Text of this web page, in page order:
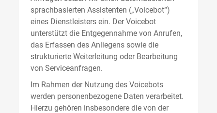
sprachbasierten Assistenten („Voicebot“)
eines Dienstleisters ein. Der Voicebot
unterstützt die Entgegennahme von Anrufen,
das Erfassen des Anliegens sowie die
strukturierte Weiterleitung oder Bearbeitung
von Serviceanfragen.
Im Rahmen der Nutzung des Voicebots
werden personenbezogene Daten verarbeitet.
Hierzu gehören insbesondere die von der